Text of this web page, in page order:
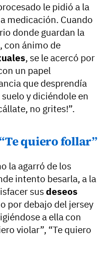
le pidió a la
medicación. Cuando
donde guardan la
con ánimo de
, se le acercó por
un papel
que desprendía
y diciéndole en
no grites!”.
quiero follar”
la agarró de los
intento besarla, a la
susdeseos
por debajo del jersey
a ella con
violar”, “Te quiero